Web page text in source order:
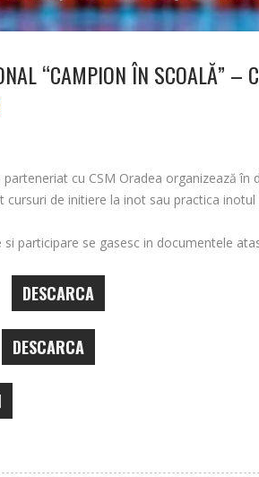
“CAMPION ÎN SCOALĂ” –
parteneriat cu CSM Oradea organizează
de initiere la inot sau practica
participare se gasesc in documentele
DESCARCA
DESCARCA